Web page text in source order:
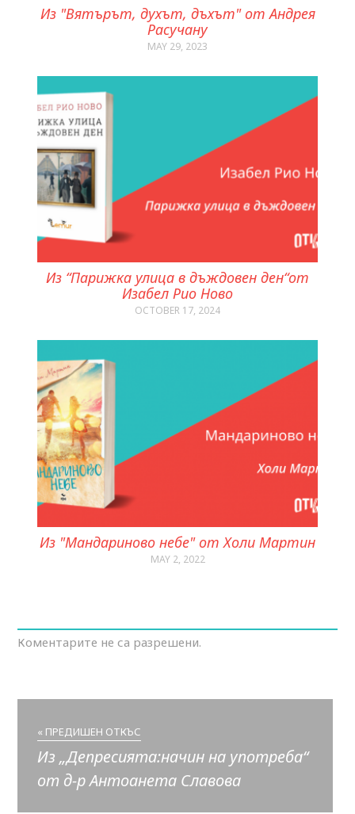
Из "Вятърът, духът, дъхът" от Андрея
Расучану
MAY 29, 2023
Из “Парижка улица в дъждовен ден“от
Изабел Рио Ново
OCTOBER 17, 2024
Из "Мандариново небе" от Холи Мартин
MAY 2, 2022
Коментарите не са разрешени.
« ПРЕДИШЕН ОТКЪС
Из „Депресията:начин на употреба“
от д-р Антоанета Славова